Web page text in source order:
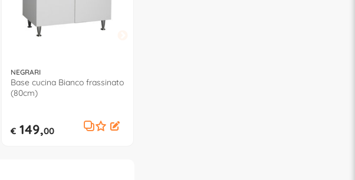
NEGRARI
Base cucina Bianco frassinato
(80cm)
€ 149,00